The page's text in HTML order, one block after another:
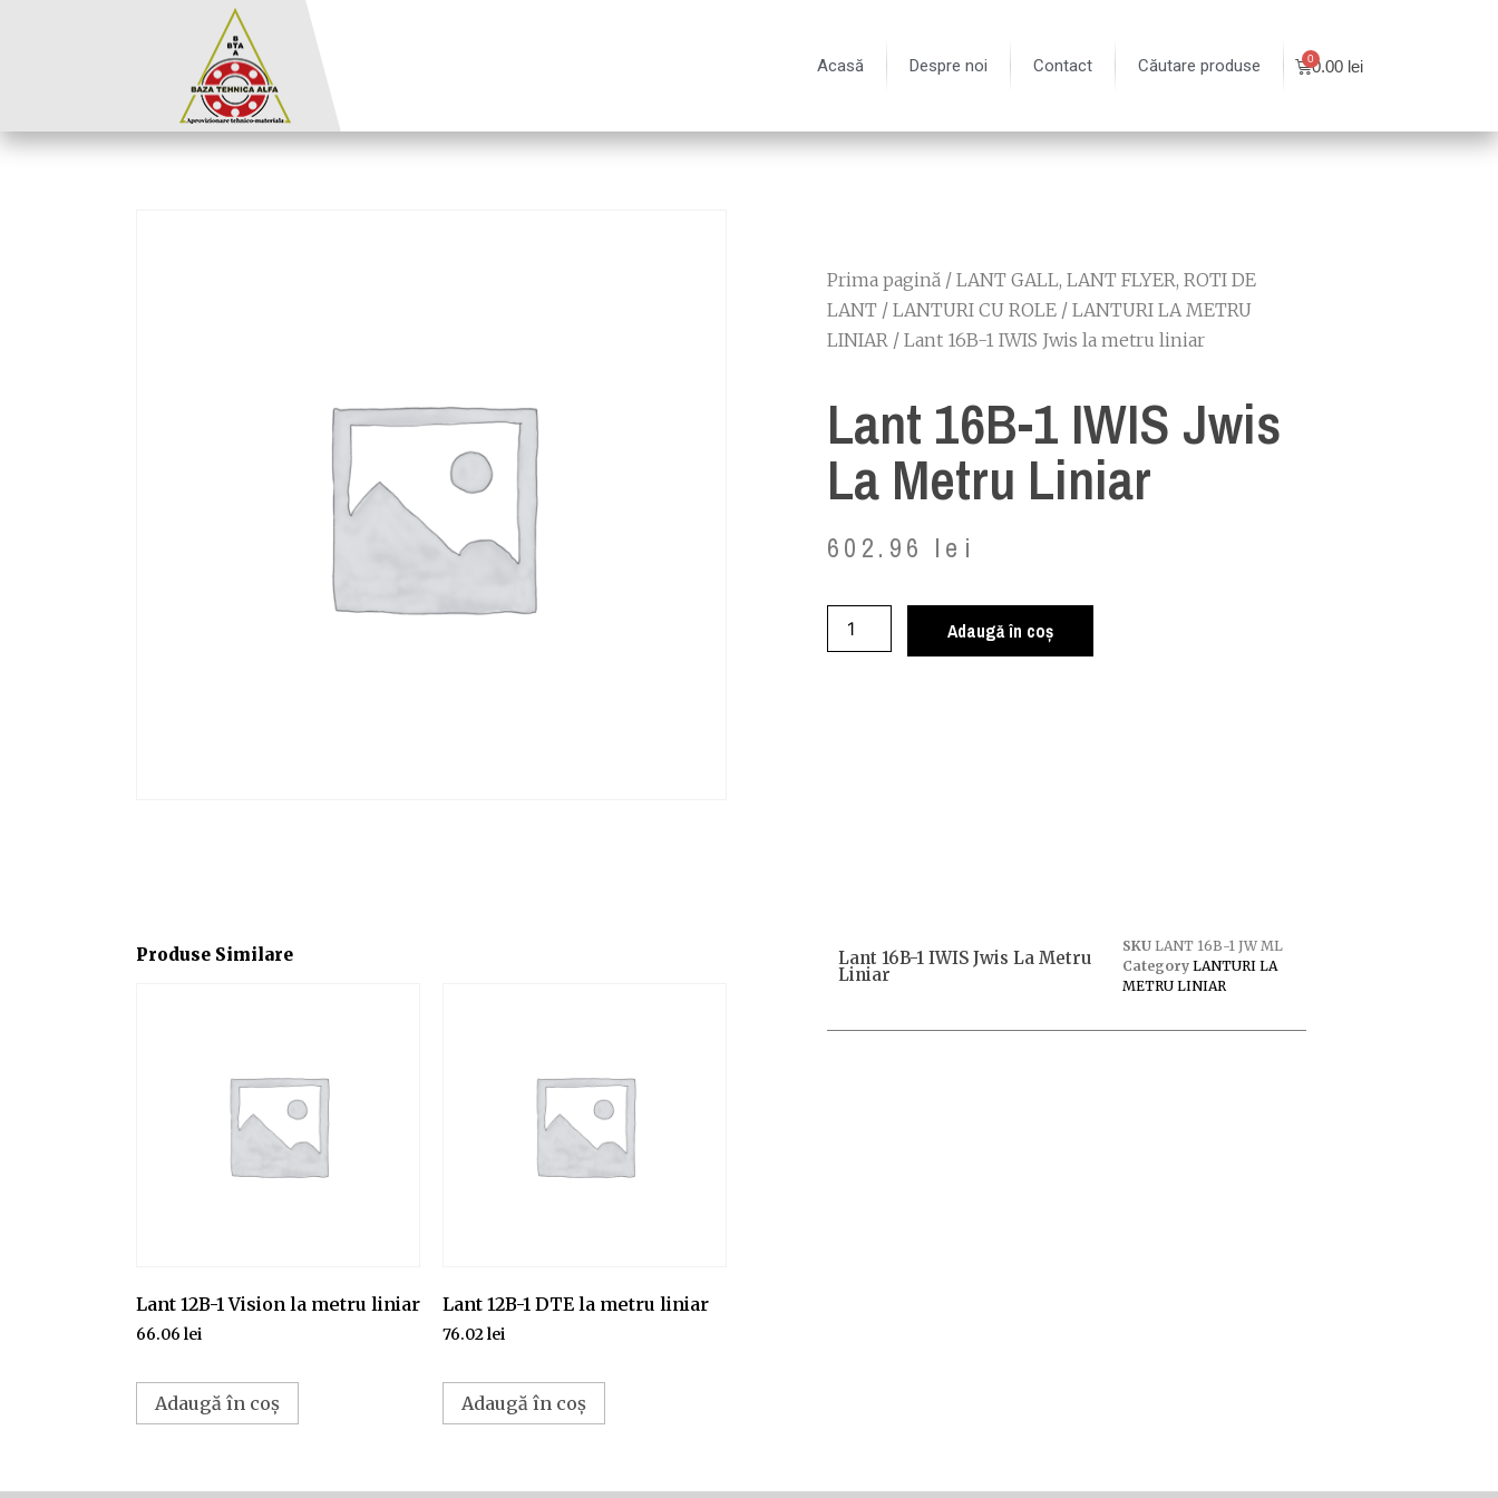
Acasă Despre noi Contact Căutare produse 0.00 lei
Prima pagină / LANT GALL, LANT FLYER, ROTI DE
LANT / LANTURI CU ROLE / LANTURI LA METRU
LINIAR / Lant 16B-1 IWIS Jwis la metru liniar
Lant 16B-1 IWIS Jwis
La Metru Liniar
602.96 lei
Adaugă în coș
Produse Similare
Lant 12B-1 Vision la metru liniar
66.06 lei
Adaugă în coș
Lant 12B-1 DTE la metru liniar
76.02lei
Adaugă în coș
Lant 16B-1 IWIS Jwis La Metru
Liniar
SKU LANT 16B-1 JW ML
Category LANTURI LA
METRU LINIAR